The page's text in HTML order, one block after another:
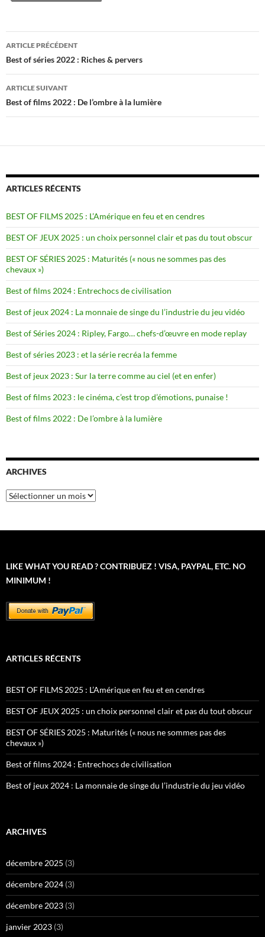
Navigation
des
articles
ARTICLE PRÉCÉDENT
Best of séries 2022 : Riches & pervers
ARTICLE SUIVANT
Best of films 2022 : De l’ombre à la lumière
ARTICLES RÉCENTS
BEST OF FILMS 2025 : L’Amérique en feu et en cendres
BEST OF JEUX 2025 : un choix personnel clair et pas du tout obscur
BEST OF SÉRIES 2025 : Maturités (« nous ne sommes pas des
chevaux »)
Best of films 2024 : Entrechocs de civilisation
Best of jeux 2024 : La monnaie de singe du l’industrie du jeu vidéo
Best of Séries 2024 : Ripley, Fargo… chefs-d’œuvre en mode replay
Best of séries 2023 : et la série recréa la femme
Best of jeux 2023 : Sur la terre comme au ciel (et en enfer)
Best of films 2023 : le cinéma, c’est trop d’émotions, punaise !
Best of films 2022 : De l’ombre à la lumière
ARCHIVES
Archives
LIKE WHAT YOU READ ? CONTRIBUEZ ! VISA, PAYPAL, ETC. NO
MINIMUM !
ARTICLES RÉCENTS
BEST OF FILMS 2025 : L’Amérique en feu et en cendres
BEST OF JEUX 2025 : un choix personnel clair et pas du tout obscur
BEST OF SÉRIES 2025 : Maturités (« nous ne sommes pas des
chevaux »)
Best of films 2024 : Entrechocs de civilisation
Best of jeux 2024 : La monnaie de singe du l’industrie du jeu vidéo
ARCHIVES
décembre 2025 (3)
décembre 2024 (3)
décembre 2023 (3)
janvier 2023 (3)